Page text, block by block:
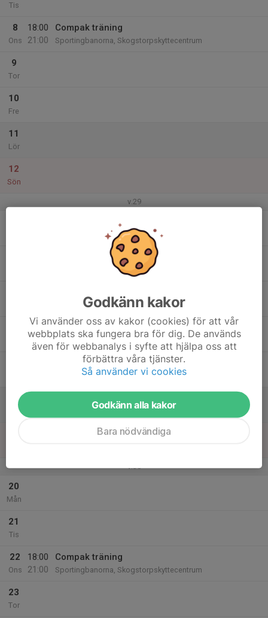
Tis
8
Ons
18:00
21:00
Compak träning
Sportingbanorna, Skogstorpskyttecentrum
9
Tor
10
Fre
11
Lör
12
Sön
v.29
Sportingbanorna, Skogstorpskyttecentrum
18
Lör
v.30
20
Mån
21
Tis
22
Ons
18:00
21:00
Compak träning
Sportingbanorna, Skogstorpskyttecentrum
23
Tor
Godkänn kakor
Vi använder oss av kakor (cookies) för att vår
webbplats ska fungera bra för dig. De används
även för webbanalys i syfte att hjälpa oss att
förbättra våra tjänster.
Så använder vi cookies
Godkänn alla kakor
Bara nödvändiga